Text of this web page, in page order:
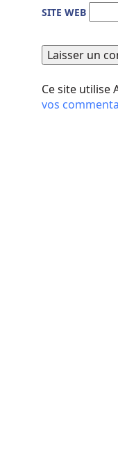
SITE WEB
Ce site utilise
vos